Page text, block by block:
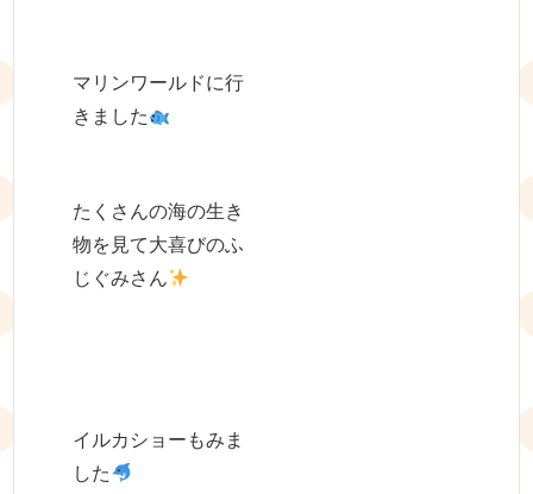
マリンワールドに行
きました
たくさんの海の生き
物を見て大喜びのふ
じぐみさん
イルカショーもみま
した